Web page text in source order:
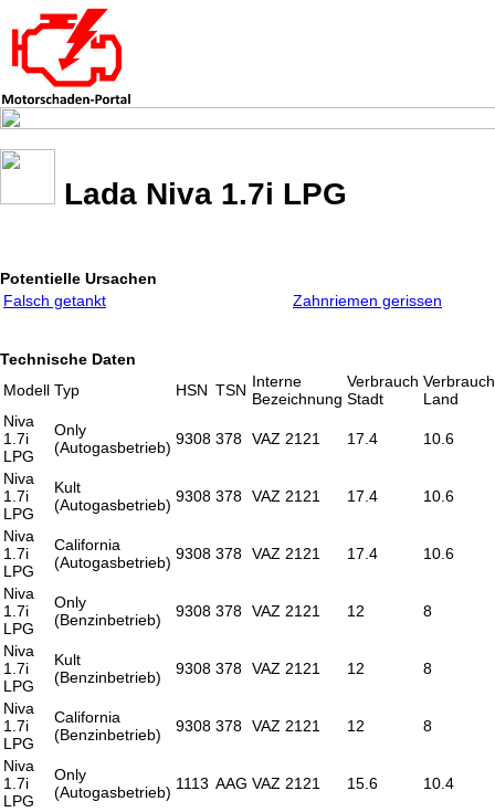
Lada Niva 1.7i LPG
Potentielle Ursachen
Falsch getankt
Zahnriemen gerissen
Technische Daten
Modell Typ HSN TSN Interne
Bezeichnung
Verbrauch
Stadt
Verbrauch
Land
Niva
1.7i
LPG
Only
(Autogasbetrieb) 9308 378 VAZ 2121 17.4 10.6
Niva
1.7i
LPG
Kult
(Autogasbetrieb) 9308 378 VAZ 2121 17.4 10.6
Niva
1.7i
LPG
California
(Autogasbetrieb) 9308 378 VAZ 2121 17.4 10.6
Niva
1.7i
LPG
Only
(Benzinbetrieb)
9308 378 VAZ 2121 12 8
Niva
1.7i
LPG
Kult
(Benzinbetrieb)
9308 378 VAZ 2121 12 8
Niva
1.7i
LPG
California
(Benzinbetrieb)
9308 378 VAZ 2121 12 8
Niva
1.7i
LPG
Only
(Autogasbetrieb) 1113 AAG VAZ 2121 15.6 10.4